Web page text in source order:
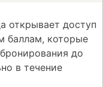
открывает доступ
баллам, которые
до
в течение